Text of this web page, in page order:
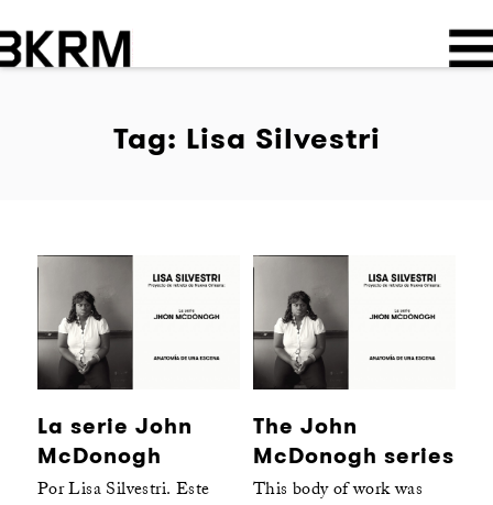
Tag: Lisa Silvestri
La serie John
McDonogh
Por Lisa Silvestri. Este
The John
McDonogh series
This body of work was